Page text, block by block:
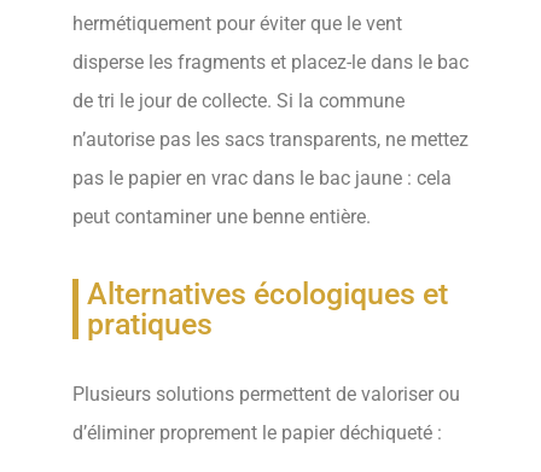
hermétiquement pour éviter que le vent
disperse les fragments et placez-le dans le bac
de tri le jour de collecte. Si la commune
n’autorise pas les sacs transparents, ne mettez
pas le papier en vrac dans le bac jaune : cela
peut contaminer une benne entière.
Alternatives écologiques et
pratiques
Plusieurs solutions permettent de valoriser ou
d’éliminer proprement le papier déchiqueté :